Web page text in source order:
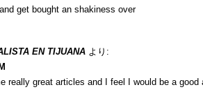
get bought an shakiness over
EN TIJUANA より:
really great articles and I feel I would be a good